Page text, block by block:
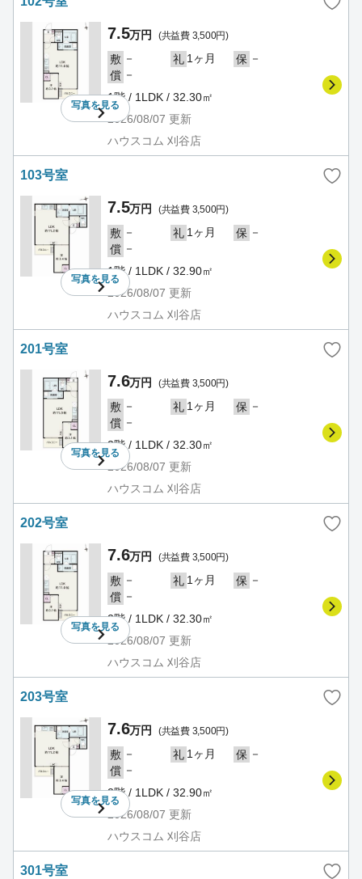
写真を見る
7.5万円 (共益費 3,500円)
敷 － 礼 1ヶ月 保 －
償 －
1階 / 1LDK / 32.30㎡
2026/08/07 更新
ハウスコム 刈谷店
103号室
写真を見る
7.5万円 (共益費 3,500円)
敷 － 礼 1ヶ月 保 －
償 －
1階 / 1LDK / 32.90㎡
2026/08/07 更新
ハウスコム 刈谷店
201号室
写真を見る
7.6万円 (共益費 3,500円)
敷 － 礼 1ヶ月 保 －
償 －
2階 / 1LDK / 32.30㎡
2026/08/07 更新
ハウスコム 刈谷店
202号室
写真を見る
7.6万円 (共益費 3,500円)
敷 － 礼 1ヶ月 保 －
償 －
2階 / 1LDK / 32.30㎡
2026/08/07 更新
ハウスコム 刈谷店
203号室
写真を見る
7.6万円 (共益費 3,500円)
敷 － 礼 1ヶ月 保 －
償 －
2階 / 1LDK / 32.90㎡
2026/08/07 更新
ハウスコム 刈谷店
301号室